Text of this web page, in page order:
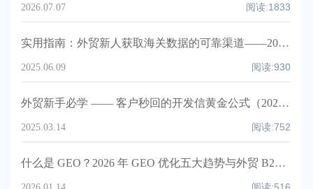
2026.07.07 阅读:1833
实用指南：外贸新人获取海关数据的可靠渠道——2025版！
2025.06.09 阅读:930
外贸新手必学 —— 客户秒回的开发信黄金公式（2025实操版）！
2025.03.14 阅读:752
什么是 GEO？2026 年 GEO 优化五大趋势与外贸 B2B 企业实战指南
阅读:516